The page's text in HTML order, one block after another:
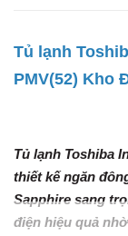
Tủ lạnh
PMV(52) Kho
Tủ lạnh Toshiba
thiết kế ngăn
Sapphire sang
điện hiệu quả